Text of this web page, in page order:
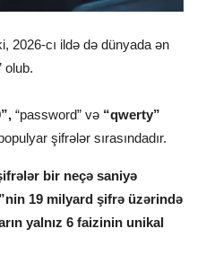
2026-cı ildə də dünyada ən
olub.
“password” və “qwerty”
şifrələr sırasındadır.
bir neçə saniyə
19 milyard şifrə üzərində
yalnız 6 faizinin unikal